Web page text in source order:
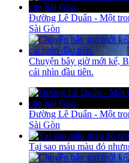
Đường Lê Duẩn - Một
Sài Gòn
Chuyện bây giờ mới kể,
cái nhìn đầu tiên.
Đường Lê Duẩn - Một
Sài Gòn
Tại sao máu màu đỏ